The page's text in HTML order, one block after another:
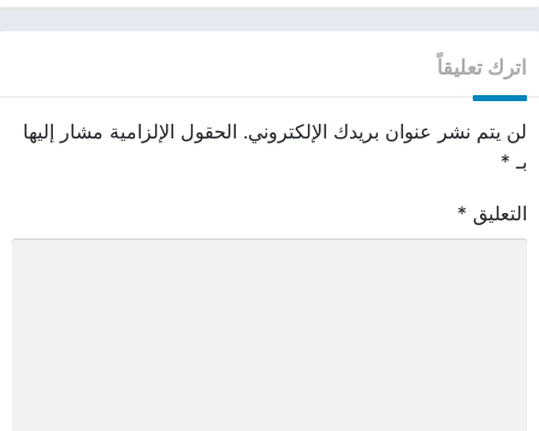
اترك تعليقاً
لن يتم نشر عنوان بريدك الإلكتروني. الحقول الإلزامية مشار إليها
بـ *
التعليق *